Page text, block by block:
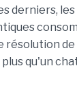
derniers,
résolution
qu'un